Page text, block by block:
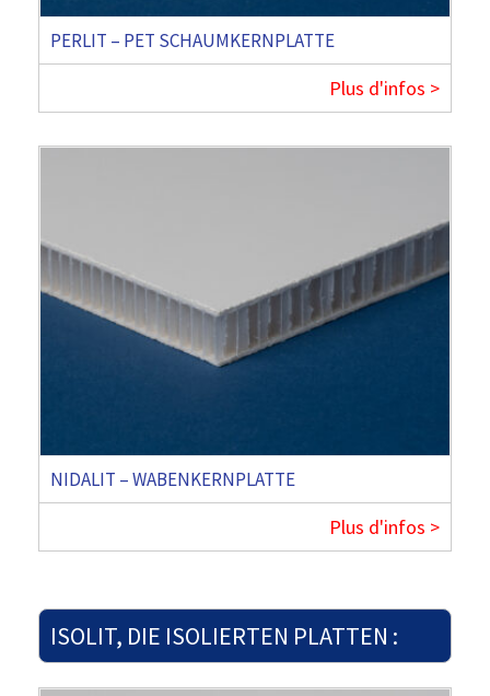
PERLIT – PET SCHAUMKERNPLATTE
Plus d'infos >
NIDALIT – WABENKERNPLATTE
Plus d'infos >
ISOLIT, DIE ISOLIERTEN PLATTEN :